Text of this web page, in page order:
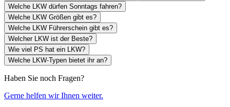
Welche LKW dürfen Sonntags fahren?
Welche LKW Größen gibt es?
Welche LKW Führerschein gibt es?
Welcher LKW ist der Beste?
Wie viel PS hat ein LKW?
Welche LKW-Typen bietet ihr an?
Haben Sie noch Fragen?
Gerne helfen wir Ihnen weiter.